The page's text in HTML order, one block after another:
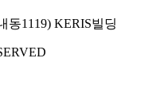
동1119) KERIS빌딩